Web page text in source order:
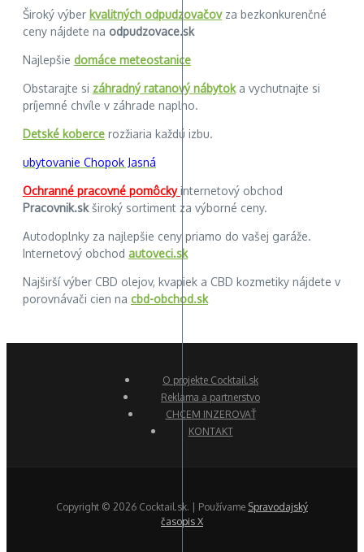
Široký výber kvalitných odpudzovačovza bezkonkurenčné
ceny nájdete na odpudzovace.sk
Najlepšie domáce meteostanice
Obstarajte si záhradný ratanový nábytoka vychutnajte si
príjemné chvíle v záhrade naplno.
Detské koberce rozžiaria každú izbu.
ubytovanie Chopok Jasná
Ochranné pracovné pomôckyinternetový obchod
Pracovnik.skširoký sortiment za výborné ceny.
Autodoplnky za najlepšie ceny priamo do vašej garáže.
Internetový obchod autoveci.sk
Najširší výber CBD olejov, kvapiek a CBD kozmetiky nájdete v
porovnávači cien na cbd-obchod.sk
O projekte Cocktail.sk
Reklama a partnerstvo
CHCEM INZEROVAŤ
KONTAKT
Copyright © 2026 Cocktail.sk. | Používame Spravodajský
časopis X